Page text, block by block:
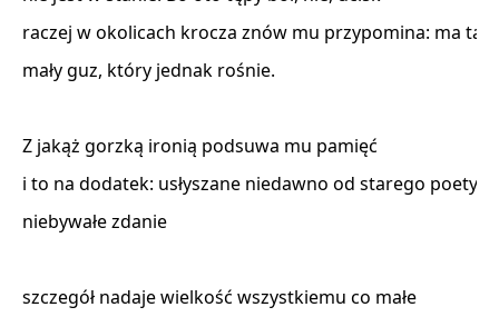
raczej w okolicach krocza znów mu przypomina: ma
mały guz, który jednak rośnie.
Z jakąż gorzką ironią podsuwa mu pamięć
i to na dodatek: usłyszane niedawno od starego poety
niebywałe zdanie
szczegół nadaje wielkość wszystkiemu co małe